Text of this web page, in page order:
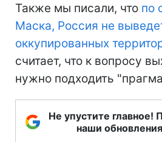
Также мы писали, что по
Маска, Россия не
оккупированных
считает, что к вопросу
нужно подходить
Не упустите главное!
наши